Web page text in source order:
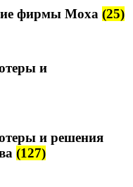
фирмы Moxa (25)
и
и решения
(127)